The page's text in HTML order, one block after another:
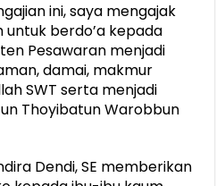
ini, saya mengajak
untuk berdo’a kepada
Pesawaran menjadi
damai, makmur
SWT serta menjadi
Thoyibatun Warobbun
Dendi, SE memberikan